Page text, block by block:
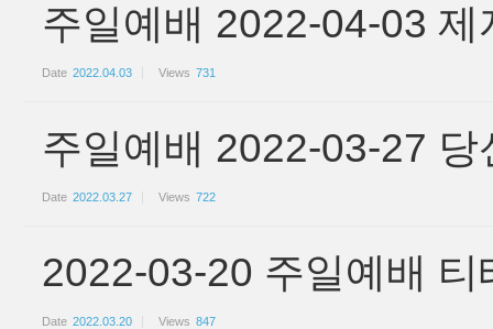
주일예배 2022-04-03 제
Date 2022.04.03 Views 731
주일예배 2022-03-27
Date 2022.03.27 Views 722
2022-03-20 주일예배
Date 2022.03.20 Views 847